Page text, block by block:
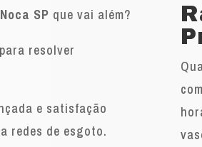
SP que vai além?
resolver
e satisfação
redes de esgoto.